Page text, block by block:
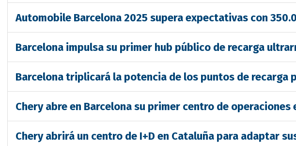
Automobile Barcelona 2025 supera expectativas con
Barcelona impulsa su primer hub público de recarga
Barcelona triplicará la potencia de los puntos de recarga
Chery abre en Barcelona su primer centro de operaciones
Chery abrirá un centro de I+D en Cataluña para adaptar